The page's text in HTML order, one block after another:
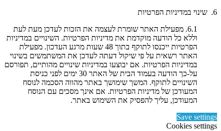
6. שינוי במדיניות הפרטיות
6.1. מפעילת האתר שומרת לעצמה את הזכות לעדכן מעת לעת
וללא כל הודעה מוקדמת את מדיניות הפרטיות. השינויים במדיניות
הפרטיות ייכנסו לתוקף בתוך 48 שעות מרגע העדכון. מפעילת
האתר רשאית על פי שיקול דעתה לעדכן את המשתמשים בשינוי
במדיניות הפרטיות. אם יבוצעו במדיניות שינויים מהותיים, תפורסם
על-כך הודעה בעמוד הבית של האתר 30 ימים לפני כניסת
השינויים לתוקף. המשך שימושך באתר מהווה הסכמה לנוסח
המעודכן של מדיניות הפרטיות. אם אינך מסכים עם הנוסח
המעודכן, עליך להפסיק את השימוש באתר.
Save settings
Cookies settings